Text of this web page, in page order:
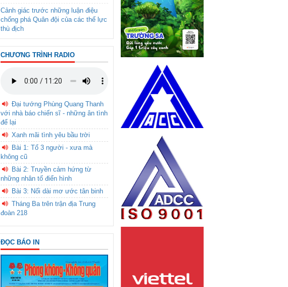
Cảnh giác trước những luận điệu
chống phá Quân đội của các thế lực
thù địch
CHƯƠNG TRÌNH RADIO
Đại tướng Phùng Quang Thanh
với nhà báo chiến sĩ - những ân tình
để lại
Xanh mãi tình yêu bầu trời
Bài 1: Tổ 3 người - xưa mà
không cũ
Bài 2: Truyền cảm hứng từ
những nhân tố điển hình
Bài 3: Nối dài mơ ước tân binh
Tháng Ba trên trận địa Trung
đoàn 218
ĐỌC BÁO IN